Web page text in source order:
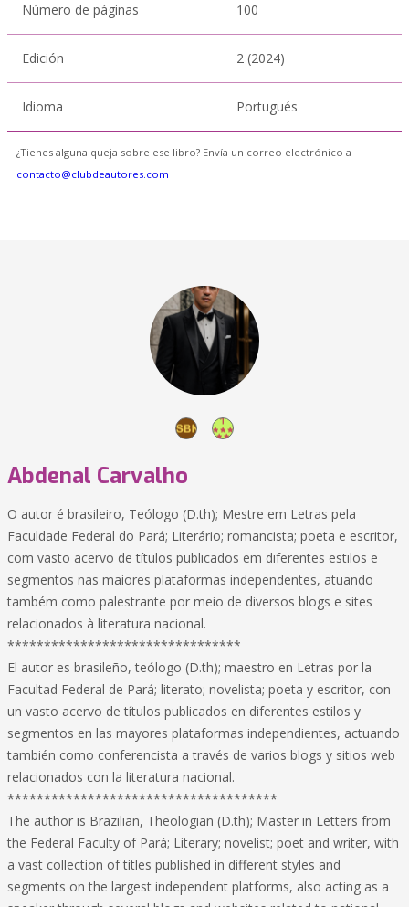
Número de páginas 100
Edición 2 (2024)
Idioma Portugués
¿Tienes alguna queja sobre ese libro? Envía un correo electrónico a
contacto@clubdeautores.com
Abdenal Carvalho
O autor é brasileiro, Teólogo (D.th); Mestre em Letras pela
Faculdade Federal do Pará; Literário; romancista; poeta e escritor,
com vasto acervo de títulos publicados em diferentes estilos e
segmentos nas maiores plataformas independentes, atuando
também como palestrante por meio de diversos blogs e sites
relacionados à literatura nacional.
********************************
El autor es brasileño, teólogo (D.th); maestro en Letras por la
Facultad Federal de Pará; literato; novelista; poeta y escritor, con
un vasto acervo de títulos publicados en diferentes estilos y
segmentos en las mayores plataformas independientes, actuando
también como conferencista a través de varios blogs y sitios web
relacionados con la literatura nacional.
*************************************
The author is Brazilian, Theologian (D.th); Master in Letters from
the Federal Faculty of Pará; Literary; novelist; poet and writer, with
a vast collection of titles published in different styles and
segments on the largest independent platforms, also acting as a